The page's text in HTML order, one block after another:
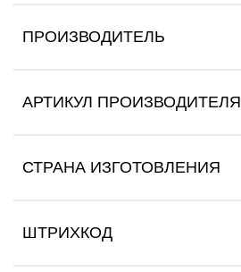
ПРОИЗВОДИТЕЛЬ
АРТИКУЛ ПРОИЗВОДИТЕЛЯ
СТРАНА ИЗГОТОВЛЕНИЯ
ШТРИХКОД